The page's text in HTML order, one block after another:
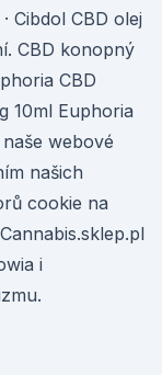
Cibdol CBD olej
CBD konopný
CBD
10ml Euphoria
webové
našich
cookie na
i